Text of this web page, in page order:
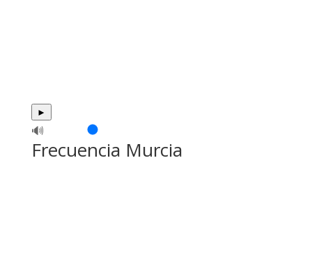
►
🔊
Frecuencia Murcia